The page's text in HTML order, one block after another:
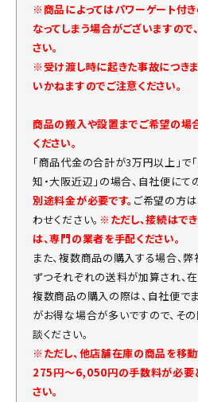
※商品によってはパワーゲート付
なってしまう場合がございますの
さい。
※受け渡し時に起きた事故につき
いかねますのでご注意ください。
商品の搬入や設置までご希望の場
ください。
「商品代金の合計が3万円以上」で
知・大阪近辺」の場合、自社便にて
別途料金が必要です。 ご希望の方
わせください。 ※ただし、接続はで
は、専門の業者を手配ください。
また、複数商品の購入する場合、
ずつそれぞれの送料が加算され、
複数商品の購入の際は、自社便で
がお得な場合が多いですので、そ
談ください。
※ただし、他店舗在庫の商品を移
275円～6,050円の手数料が必要
さい。